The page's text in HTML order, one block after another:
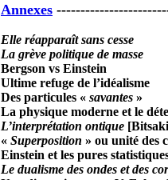
Annexes
Elle réapparaît sans cesse
La grève politique de masse
Bergson vs Einstein
Ultime refuge de l’idéalisme
Des particules « savantes »
La physique moderne et le
L’interprétation ontique
« Superposition » ou unité des
Einstein et les pures
Le dualisme des ondes et des